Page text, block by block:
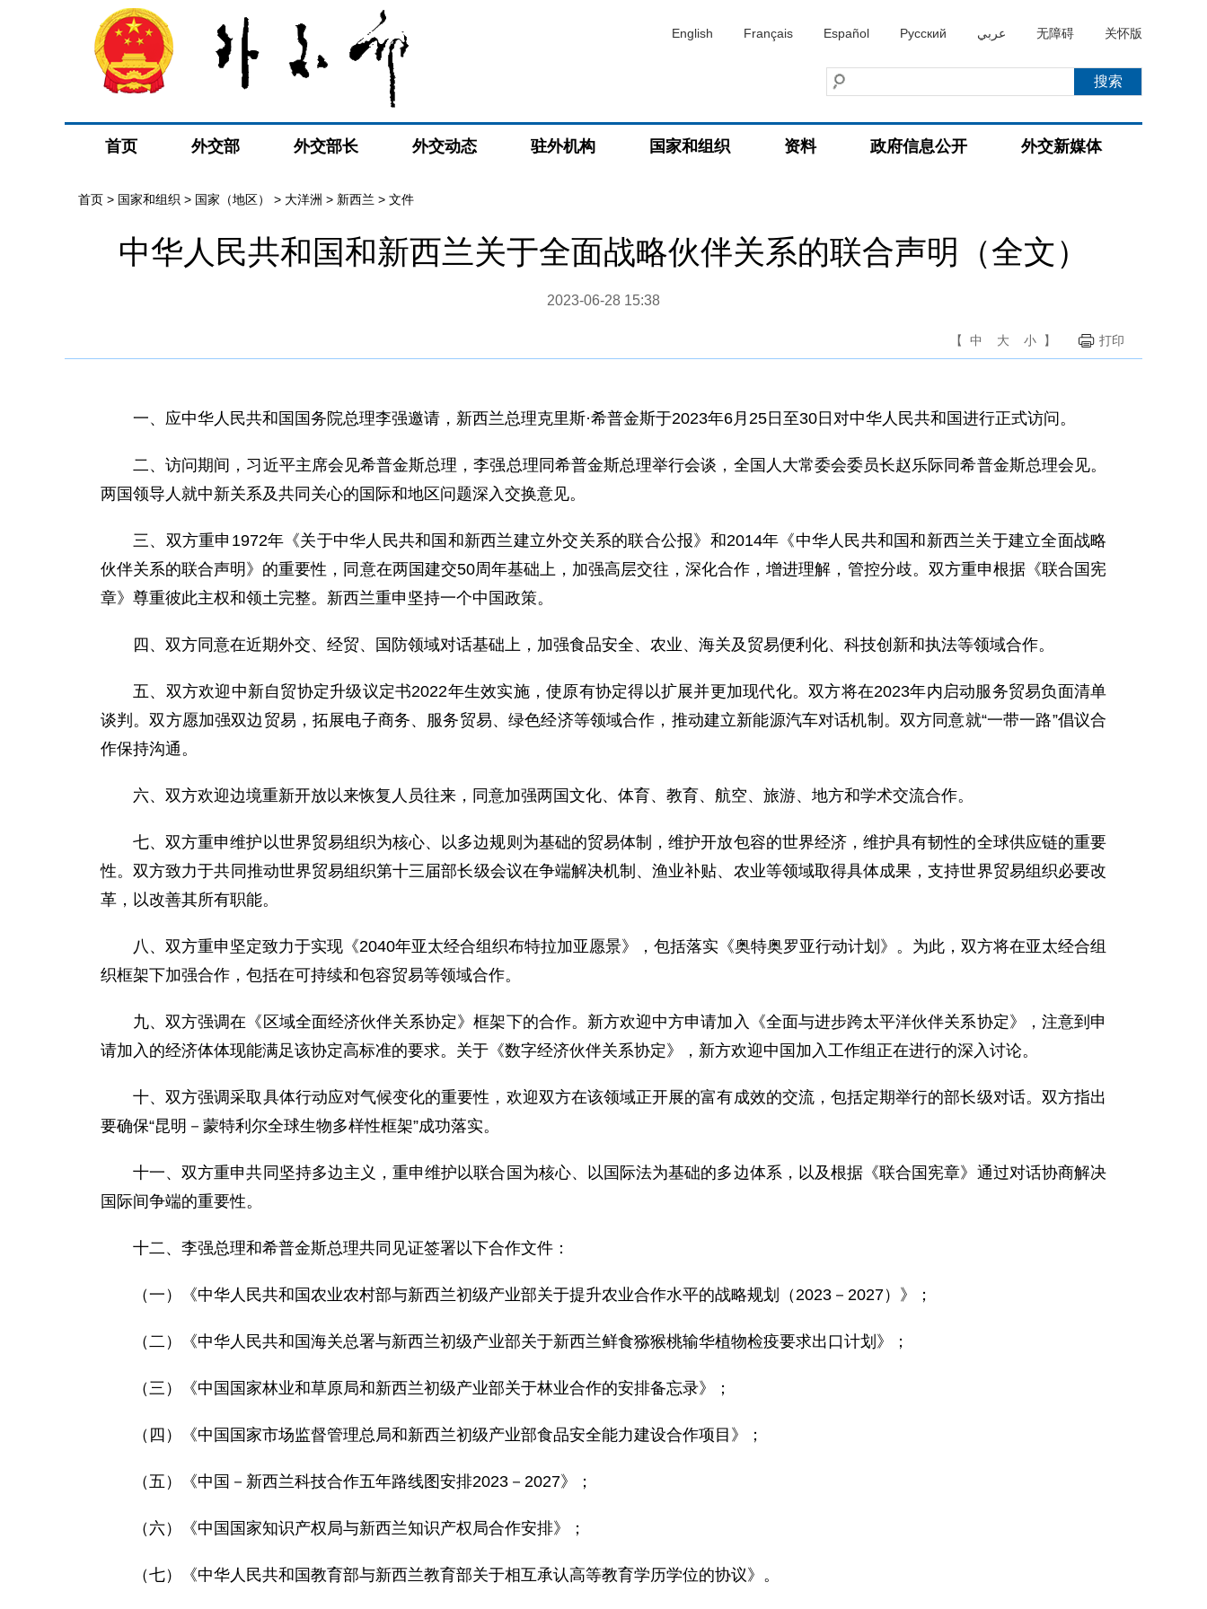
English Français Español Русский عربي 无障碍 关怀版
首页 外交部 外交部长 外交动态 驻外机构 国家和组织 资料 政府信息公开 外交新媒体
首页 > 国家和组织 > 国家（地区） > 大洋洲 > 新西兰 > 文件
中华人民共和国和新西兰关于全面战略伙伴关系的联合声明（全文）
2023-06-28 15:38
【 中 大 小 】 打印
一、应中华人民共和国国务院总理李强邀请，新西兰总理克里斯·希普金斯于2023年6月25日至30日对中华人民共和国进行正式访问。
二、访问期间，习近平主席会见希普金斯总理，李强总理同希普金斯总理举行会谈，全国人大常委会委员长赵乐际同希普金斯总理会见。
两国领导人就中新关系及共同关心的国际和地区问题深入交换意见。
三、双方重申1972年《关于中华人民共和国和新西兰建立外交关系的联合公报》和2014年《中华人民共和国和新西兰关于建立全面战略
伙伴关系的联合声明》的重要性，同意在两国建交50周年基础上，加强高层交往，深化合作，增进理解，管控分歧。双方重申根据《联合国宪
章》尊重彼此主权和领土完整。新西兰重申坚持一个中国政策。
四、双方同意在近期外交、经贸、国防领域对话基础上，加强食品安全、农业、海关及贸易便利化、科技创新和执法等领域合作。
五、双方欢迎中新自贸协定升级议定书2022年生效实施，使原有协定得以扩展并更加现代化。双方将在2023年内启动服务贸易负面清单
谈判。双方愿加强双边贸易，拓展电子商务、服务贸易、绿色经济等领域合作，推动建立新能源汽车对话机制。双方同意就“一带一路”倡议合
作保持沟通。
六、双方欢迎边境重新开放以来恢复人员往来，同意加强两国文化、体育、教育、航空、旅游、地方和学术交流合作。
七、双方重申维护以世界贸易组织为核心、以多边规则为基础的贸易体制，维护开放包容的世界经济，维护具有韧性的全球供应链的重要
性。双方致力于共同推动世界贸易组织第十三届部长级会议在争端解决机制、渔业补贴、农业等领域取得具体成果，支持世界贸易组织必要改
革，以改善其所有职能。
八、双方重申坚定致力于实现《2040年亚太经合组织布特拉加亚愿景》，包括落实《奥特奥罗亚行动计划》。为此，双方将在亚太经合组
织框架下加强合作，包括在可持续和包容贸易等领域合作。
九、双方强调在《区域全面经济伙伴关系协定》框架下的合作。新方欢迎中方申请加入《全面与进步跨太平洋伙伴关系协定》，注意到申
请加入的经济体体现能满足该协定高标准的要求。关于《数字经济伙伴关系协定》，新方欢迎中国加入工作组正在进行的深入讨论。
十、双方强调采取具体行动应对气候变化的重要性，欢迎双方在该领域正开展的富有成效的交流，包括定期举行的部长级对话。双方指出
要确保“昆明－蒙特利尔全球生物多样性框架”成功落实。
十一、双方重申共同坚持多边主义，重申维护以联合国为核心、以国际法为基础的多边体系，以及根据《联合国宪章》通过对话协商解决
国际间争端的重要性。
十二、李强总理和希普金斯总理共同见证签署以下合作文件：
（一）《中华人民共和国农业农村部与新西兰初级产业部关于提升农业合作水平的战略规划（2023－2027）》；
（二）《中华人民共和国海关总署与新西兰初级产业部关于新西兰鲜食猕猴桃输华植物检疫要求出口计划》；
（三）《中国国家林业和草原局和新西兰初级产业部关于林业合作的安排备忘录》；
（四）《中国国家市场监督管理总局和新西兰初级产业部食品安全能力建设合作项目》；
（五）《中国－新西兰科技合作五年路线图安排2023－2027》；
（六）《中国国家知识产权局与新西兰知识产权局合作安排》；
（七）《中华人民共和国教育部与新西兰教育部关于相互承认高等教育学历学位的协议》。